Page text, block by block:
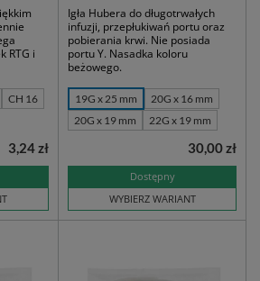
RTG i
CH 16
3,24 zł
Igła Hubera do długotrwałych
infuzji, przepłukiwań portu oraz
pobierania krwi. Nie posiada
portu Y. Nasadka koloru
beżowego.
19G x 25 mm
20G x 16 mm
20G x 19 mm
22G x 19 mm
Dostępny
WYBIERZ WARIANT
30,00 zł